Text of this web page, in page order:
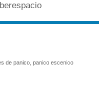
de panico panico escenico